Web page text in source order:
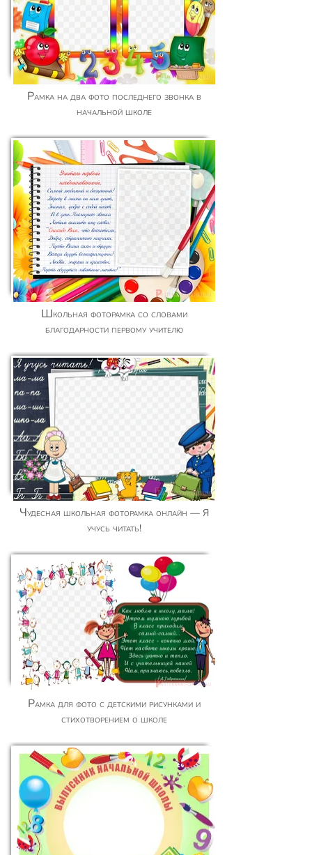
Рамка на два фото последнего звонка в
начальной школе
Школьная фоторамка со словами
благодарности первому учителю
Чудесная школьная фоторамка онлайн — Я
учусь читать!
Рамка для фото с детскими рисунками и
стихотворением о школе